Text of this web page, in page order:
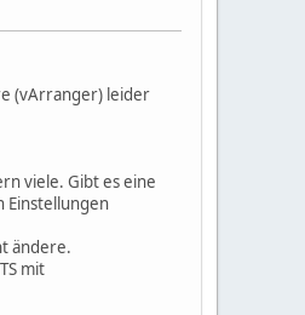
(vArranger) leider
viele. Gibt es eine
Einstellungen
ändere.
mit